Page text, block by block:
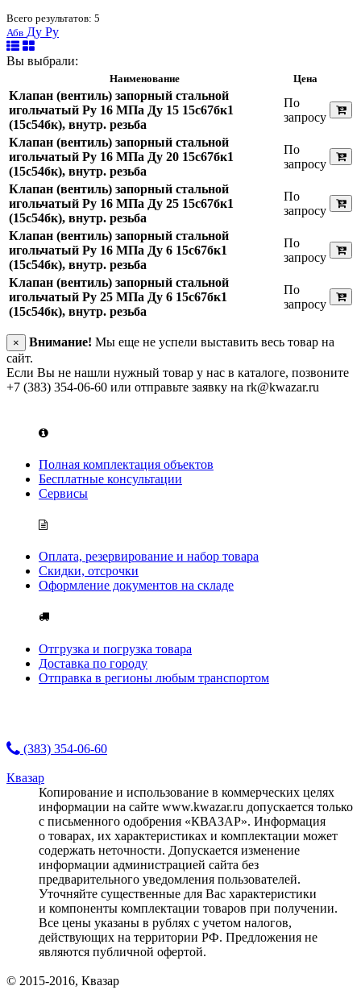
Всего результатов: 5
Абв Ду Ру
Вы выбрали:
Наименование Цена
Клапан (вентиль) запорный стальной
игольчатый Ру 16 МПа Ду 15 15с67бк1
(15с54бк), внутр. резьба
По
запросу
Клапан (вентиль) запорный стальной
игольчатый Ру 16 МПа Ду 20 15с67бк1
(15с54бк), внутр. резьба
По
запросу
Клапан (вентиль) запорный стальной
игольчатый Ру 16 МПа Ду 25 15с67бк1
(15с54бк), внутр. резьба
По
запросу
Клапан (вентиль) запорный стальной
игольчатый Ру 16 МПа Ду 6 15с67бк1
(15с54бк), внутр. резьба
По
запросу
Клапан (вентиль) запорный стальной
игольчатый Ру 25 МПа Ду 6 15с67бк1
(15с54бк), внутр. резьба
По
запросу
× Внимание! Мы еще не успели выставить весь товар на
сайт.
Eсли Вы не нашли нужный товар у нас в каталоге, позвоните
+7 (383) 354-06-60 или отправьте заявку на rk@kwazar.ru
Полная комплектация объектов
Бесплатные консультации
Сервисы
Оплата, резервирование и набор товара
Скидки, отсрочки
Оформление документов на складе
Отгрузка и погрузка товара
Доставка по городу
Отправка в регионы любым транспортом
(383) 354-06-60
Квазар
Копирование и использование в коммерческих целях
информации на сайте www.kwazar.ru допускается только
с письменного одобрения «КВАЗАР». Информация
о товарах, их характеристиках и комплектации может
содержать неточности. Допускается изменение
информации администрацией сайта без
предварительного уведомления пользователей.
Уточняйте существенные для Вас характеристики
и компоненты комплектации товаров при получении.
Все цены указаны в рублях с учетом налогов,
действующих на территории РФ. Предложения не
являются публичной офертой.
© 2015-2016, Квазар